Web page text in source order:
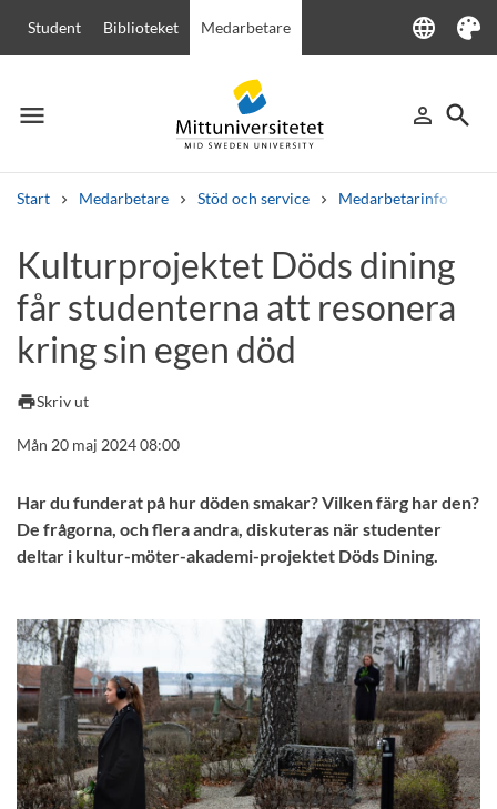
Student Biblioteket Medarbetare language
Language
Tema
menu
Meny person_outline
Logga in
search
Sök
Start Medarbetare Stöd och service Medarbetarinfo
Andra söktjänster
Kurser och program KursplanerVälkomstbrev Personal
Lediga jobb
Kulturprojektet Döds dining
får studenterna att resonera
kring sin egen död
printSkriv ut
Mån 20 maj 2024 08:00
Har du funderat på hur döden smakar? Vilken färg har den?
De frågorna, och flera andra, diskuteras när studenter
deltar i kultur-möter-akademi-projektet Döds Dining.